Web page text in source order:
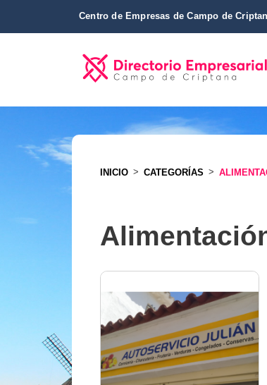
Centro de Empresas de Campo de
INICIO > CATEGORÍAS >